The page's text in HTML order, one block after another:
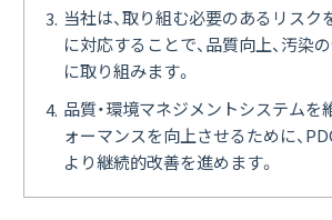
当社は、取り組む必要のあるリスク
に対応することで、品質向上、汚染
に取り組みます。
品質・環境マネジメントシステムを
ォーマンスを向上させるために、
より継続的改善を進めます。